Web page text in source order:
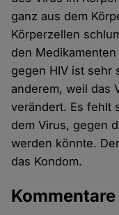
ganz aus dem
Körperzellen
den
gegen HIV ist sehr
anderem, weil das
verändert. Es fehlt
dem Virus, gegen
werden könnte.
das Kondom.
Kommentare